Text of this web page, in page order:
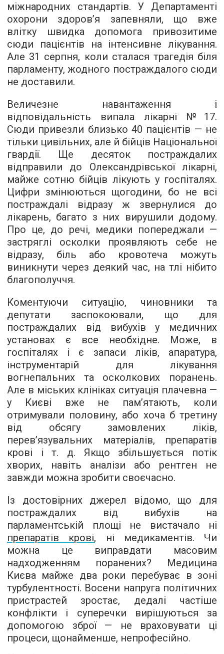
міжнародних стандартів. У Департаменті
охорони здоров’я запевняли, що вже
влітку швидка допомога привозитиме
сюди пацієнтів на інтенсивне лікування.
Але 31 серпня, коли сталася трагедія біля
парламенту, жодного постраждалого сюди
не доставили.
Величезне навантаження і
відповідальність випала лікарні №17.
Сюди привезли близько 40 пацієнтів — не
тільки цивільних, але й бійців Національної
гвардії. Ще десяток постраждалих
відправили до Олександрівської лікарні,
майже сотню бійців лікують у госпіталях.
Цифри змінюються щогодини, бо не всі
постраждалі відразу ж звернулися до
лікарень, багато з них вирушили додому.
Про це, до речі, медики попереджали —
застряглі осколки проявляють себе не
відразу, біль або кровотеча можуть
виникнути через деякий час, на тлі нібито
благополуччя.
Коментуючи ситуацію, чиновники та
депутати заспокоювали, що для
постраждалих від вибухів у медичних
установах є все необхідне. Може, в
госпіталях і є запаси ліків, апаратура,
інструментарій для лікування
вогнепальних та осколкових поранень.
Але в міських клініках ситуація плачевна —
у Києві вже не пам’ятають, коли
отримували половину, або хоча б третину
від обсягу замовлених ліків,
перев’язувальних матеріалів, препаратів
крові і т. д. Якщо збільшується потік
хворих, навіть аналізи або рентген не
завжди можна зробити своєчасно.
Із достовірних джерел відомо, що для
постраждалих від вибухів на
парламентській площі не вистачало ні
препаратів крові, ні медикаментів. Чи
можна це виправдати масовим
надходженням поранених? Медицина
Києва майже два роки перебуває в зоні
турбулентності. Восени напруга політичних
пристрастей зростає, дедалі частіше
конфлікти і суперечки вирішуються за
допомогою зброї — не враховувати ці
процеси, щонайменше, непрофесійно.